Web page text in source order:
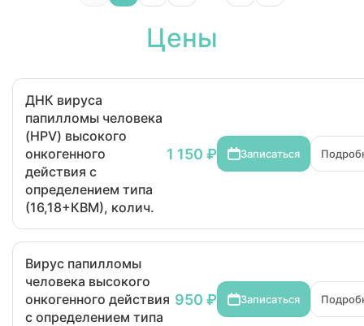
Цены
ДНК вируса
папилломы человека
(HPV) высокого
онкогенного
действия с
определением типа
(16,18+КВМ), колич.
1 150 ₽ Записаться
Вирус папилломы
человека высокого
онкогенного действия
с определением типа
950 ₽ Записаться